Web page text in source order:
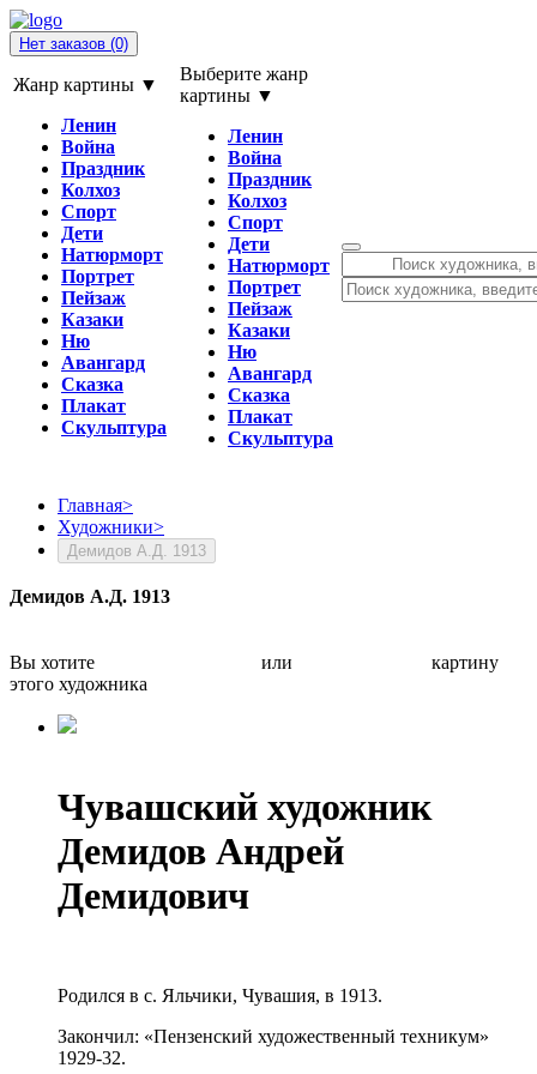
Нет заказов (0)
Жанр картины ▼
Ленин
Война
Праздник
Колхоз
Спорт
Дети
Натюрморт
Портрет
Пейзаж
Казаки
Ню
Авангард
Сказка
Плакат
Скульптура
Выберите жанр
картины ▼
Ленин
Война
Праздник
Колхоз
Спорт
Дети
Натюрморт
Портрет
Пейзаж
Казаки
Ню
Авангард
Сказка
Плакат
Скульптура
Главная>
Художники>
Демидов А.Д. 1913
Демидов А.Д. 1913
Вы хотите или
картину
этого художника
Чувашский художник
Демидов Андрей
Демидович
Родился в с. Яльчики, Чувашия, в 1913.
Закончил: «Пензенский художественный техникум»
1929-32.